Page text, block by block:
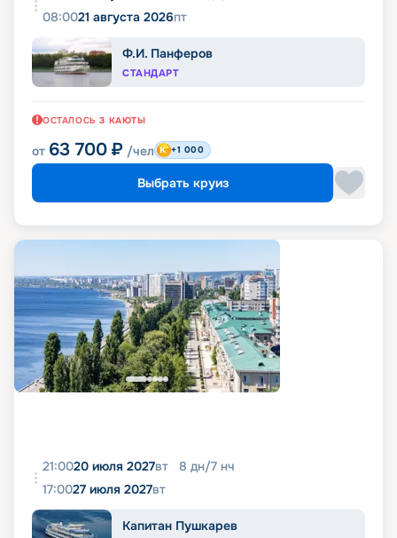
08:0021 августа 2026пт
Ф.И. Панферов
СТАНДАРТ
ОСТАЛОСЬ 3 КАЮТЫ
от 63 700 ₽ /чел +1 000
Выбрать круиз
21:0020 июля 2027вт 8 дн/7 нч
17:0027 июля 2027вт
Капитан Пушкарев